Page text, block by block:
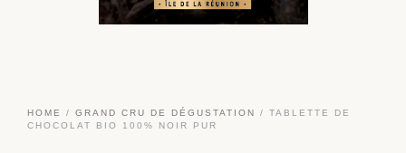
HOME / GRAND CRU DE DÉGUSTATION
/ TABLETTE DE
CHOCOLAT BIO 100% NOIR PUR